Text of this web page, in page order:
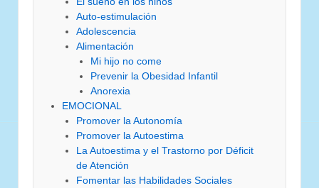
Auto-estimulación
Adolescencia
Alimentación
Mi hijo no come
Prevenir la Obesidad Infantil
Anorexia
EMOCIONAL
Promover la Autonomía
Promover la Autoestima
La Autoestima y el Trastorno por Déficit
de Atención
Fomentar las Habilidades Sociales